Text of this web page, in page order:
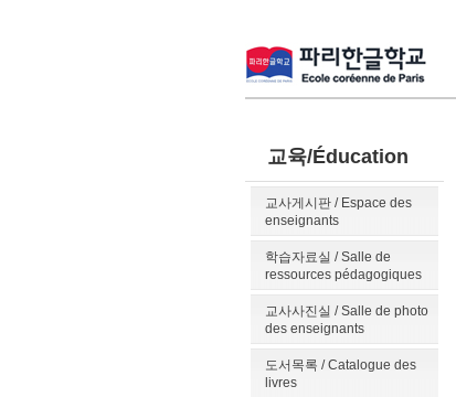
교육/Éducation
교사게시판 / Espace des
enseignants
학습자료실 / Salle de
ressources pédagogiques
교사사진실 / Salle de photo
des enseignants
도서목록 / Catalogue des
livres